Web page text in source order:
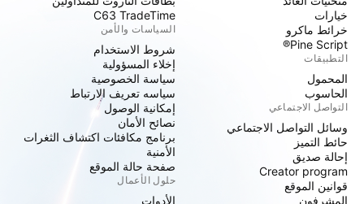
خيارات
خرائط ماكرو
Pine Script®
التطبيقات
المحمول
الحاسوب
التواصل الاجتماعي
وسائل التواصل الاجتماعي
حائط التميز
إحالة صديق
Creator program
قوانين الموقع
المشرفون
C63 TradeTime
السياسات والأمن
شروط الاستخدام
إخلاء المسؤولية
سياسة الخصوصية
سياسه تعريف الارتباط
إمكانية الوصول
نصائح الأمان
برنامج مكافئات اكتشاف الثغرات
الأمنية
صفحة حالة الموقع
حلول الأعمال
الأدوات